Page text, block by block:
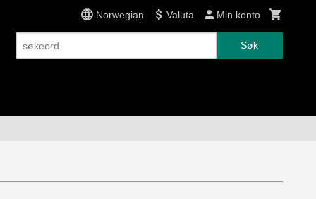
Norwegian Valuta Min konto
Søk